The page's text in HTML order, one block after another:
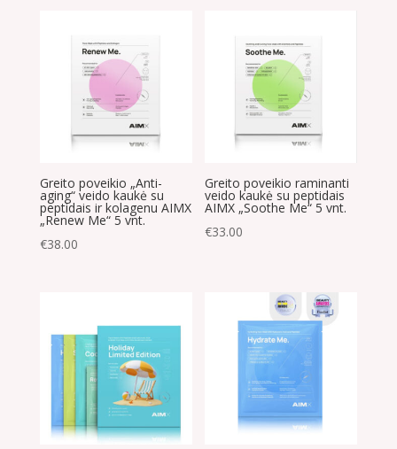
Greito poveikio „Anti-
aging“ veido kaukė su
peptidais ir kolagenu AIMX
„Renew Me“ 5 vnt.
€38.00
Greito poveikio raminanti
veido kaukė su peptidais
AIMX „Soothe Me“ 5 vnt.
€33.00